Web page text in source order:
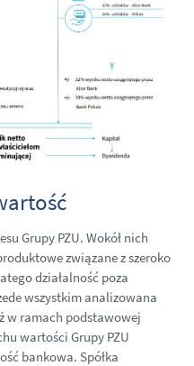
Grupy PZU. Wokół nich
związane z szeroko
działalność poza
wszystkim analizowana
w ramach podstawowej
wartości Grupy PZU
bankowa. Spółka